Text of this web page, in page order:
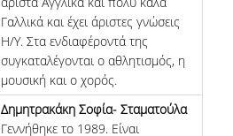
Γαλλικά και έχει άριστες γνώσεις
Η/Υ. Στα ενδιαφέροντά της
συγκαταλέγονται ο αθλητισμός, η
μουσική και ο χορός.
Δημητρακάκη Σοφία- Σταματούλα
Γεννήθηκε το 1989. Είναι